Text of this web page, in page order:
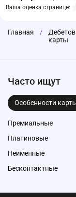
Ваша оценка странице:
Главная /
карты
Часто ищут
Особенности
Премиальные
Платиновые
Неименные
Бесконтактные